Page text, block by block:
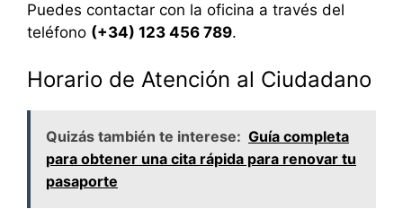
Puedes contactar con la oficina a través del
teléfono (+34) 123 456 789.
Horario de Atención al Ciudadano
Quizás también te interese: Guía completa
para obtener una cita rápida para renovar tu
pasaporte